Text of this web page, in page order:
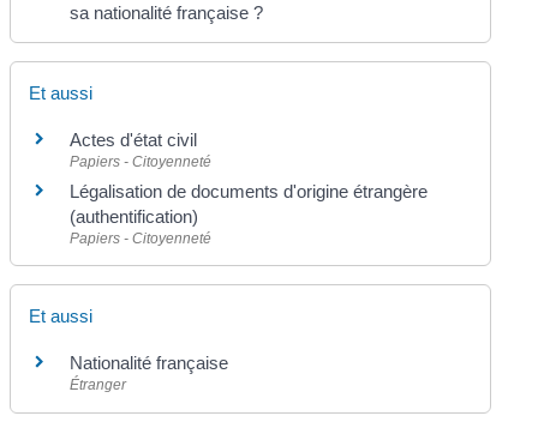
sa nationalité française ?
Et aussi
Actes d'état civil
Papiers - Citoyenneté
Légalisation de documents d'origine étrangère
(authentification)
Papiers - Citoyenneté
Et aussi
Nationalité française
Étranger